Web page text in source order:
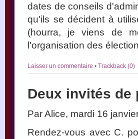
dates de conseils
qu'ils se décident à
(hourra, je viens de
l'organisation des
Laisser un commentaire • Trackback (0)
Deux invités de
Par Alice, mardi 16
Rendez-vous avec C.